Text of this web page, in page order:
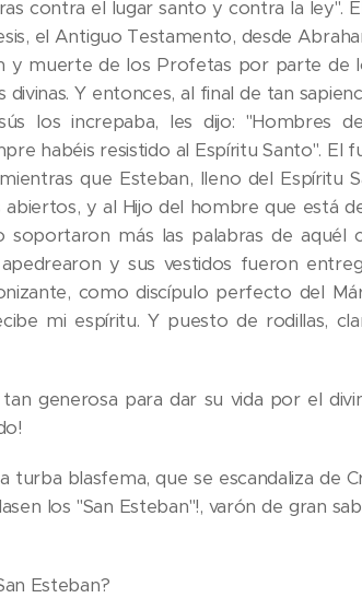
contra el lugar santo y contra la ley".
el Antiguo Testamento, desde
y muerte de los Profetas por parte de
Y entonces, al final de tan
los increpaba, les dijo: "Hombres
habéis resistido al Espíritu Santo". El
que Esteban, lleno del Espíritu
y al Hijo del hombre que está
soportaron más las palabras de aquél
y sus vestidos fueron
como discípulo perfecto del
mi espíritu. Y puesto de rodillas,
tan generosa para dar su vida por el
blasfema, que se escandaliza de
los "San Esteban"!, varón de gran
Esteban?